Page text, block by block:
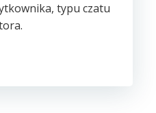
typu czatu